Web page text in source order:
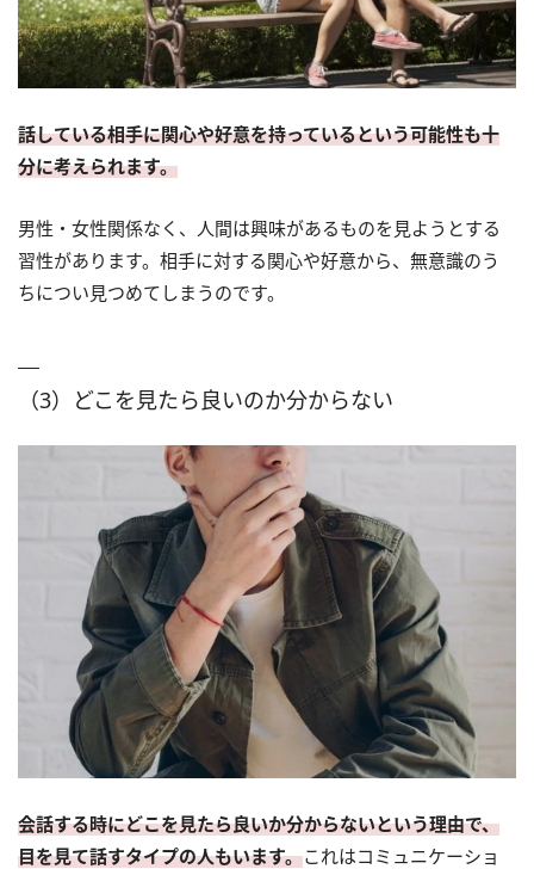
話している相手に関心や好意を持っているという可能性も十
分に考えられます。
男性・女性関係なく、人間は興味があるものを見ようとする
習性があります。相手に対する関心や好意から、無意識のう
ちについ見つめてしまうのです。
（3）どこを見たら良いのか分からない
会話する時にどこを見たら良いか分からないという理由で、
目を見て話すタイプの人もいます。これはコミュニケーショ